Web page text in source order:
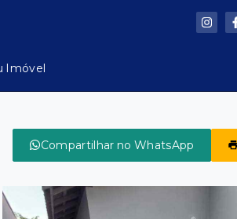
Imóvel
Compartilhar no WhatsApp